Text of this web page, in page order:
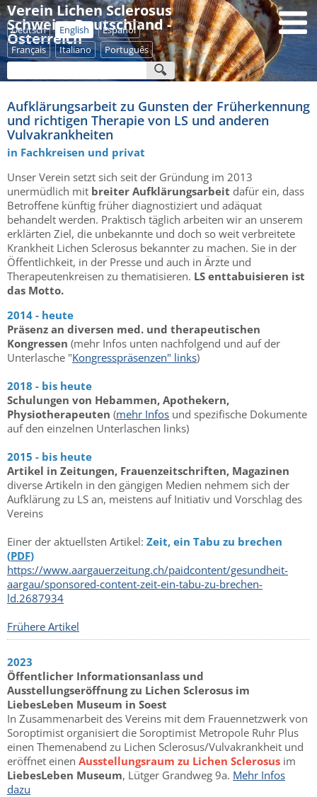
Verein Lichen Sclerosus
Schweiz - Deutschland -
Österreich
Deutsch English
Español
Français
Italiano Português
Aufklärungsarbeit zu Gunsten der Früherkennung
und richtigen Therapie von LS und anderen
Vulvakrankheiten
in Fachkreisen und privat
Unser Verein setzt sich seit der Gründung im 2013
unermüdlich mit breiter Aufklärungsarbeit dafür ein, dass
Betroffene künftig früher diagnostiziert und adäquat
behandelt werden. Praktisch täglich arbeiten wir an unserem
erklärten Ziel, die unbekannte und doch so weit verbreitete
Krankheit Lichen Sclerosus bekannter zu machen. Sie in der
Öffentlichkeit, in der Presse und auch in Ärzte und
Therapeutenkreisen zu thematisieren. LS enttabuisieren ist
das Motto.
2014 - heute
Präsenz an diversen med. und therapeutischen
Kongressen (mehr Infos unten nachfolgend und auf der
Unterlasche "Kongresspräsenzen" links)
2018 - bis heute
Schulungen von Hebammen, Apothekern,
Physiotherapeuten (mehr Infos und spezifische Dokumente
auf den einzelnen Unterlaschen links)
2015 - bis heute
Artikel in Zeitungen, Frauenzeitschriften, Magazinen
diverse Artikeln in den gängigen Medien nehmem sich der
Aufklärung zu LS an, meistens auf Initiativ und Vorschlag des
Vereins
Einer der aktuellsten Artikel: Zeit, ein Tabu zu brechen
(PDF)
https://www.aargauerzeitung.ch/paidcontent/gesundheit-
aargau/sponsored-content-zeit-ein-tabu-zu-brechen-
ld.2687934
Frühere Artikel
2023
Öffentlicher Informationsanlass und
Ausstellungseröffnung zu Lichen Sclerosus im
LiebesLeben Museum in Soest
In Zusammenarbeit des Vereins mit dem Frauennetzwerk von
Soroptimist organisiert die Soroptimist Metropole Ruhr Plus
einen Themenabend zu Lichen Sclerosus/Vulvakrankheit und
eröffnet einen Ausstellungsraum zu Lichen Sclerosus im
LiebesLeben Museum, Lütger Grandweg 9a. Mehr Infos
dazu